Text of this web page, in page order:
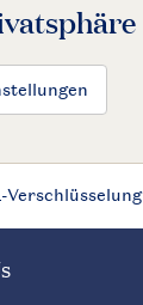
Verschlüsselung